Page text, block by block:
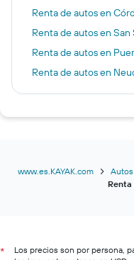
Renta de autos en
Renta de autos en San
Renta de autos en
Renta de autos en
Renta de autos en
Renta de autos en
Renta de autos en
www.es.KAYAK.com Autos
Renta
*
Los precios son por persona,